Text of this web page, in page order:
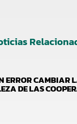
ERROR CAMBIAR
DE LAS